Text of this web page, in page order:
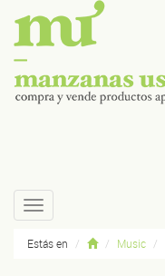
Toggle
navigation
Estás en Music